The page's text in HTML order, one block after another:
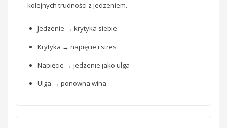
kolejnych trudności z jedzeniem.
Jedzenie → krytyka siebie
Krytyka → napięcie i stres
Napięcie → jedzenie jako ulga
Ulga → ponowna wina